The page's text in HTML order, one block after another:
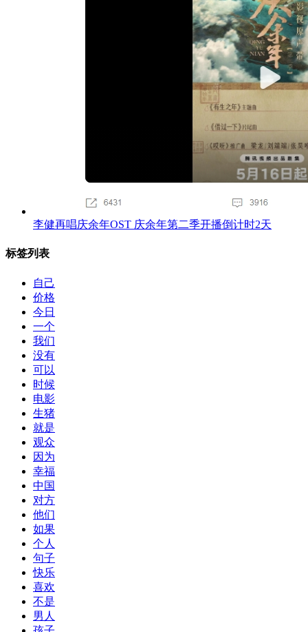
李健再唱庆余年OST 庆余年第二季开播倒计时2天
标签列表
自己
价格
今日
一个
我们
没有
可以
时候
电影
生猪
就是
观众
因为
幸福
中国
对方
他们
如果
个人
句子
快乐
喜欢
不是
男人